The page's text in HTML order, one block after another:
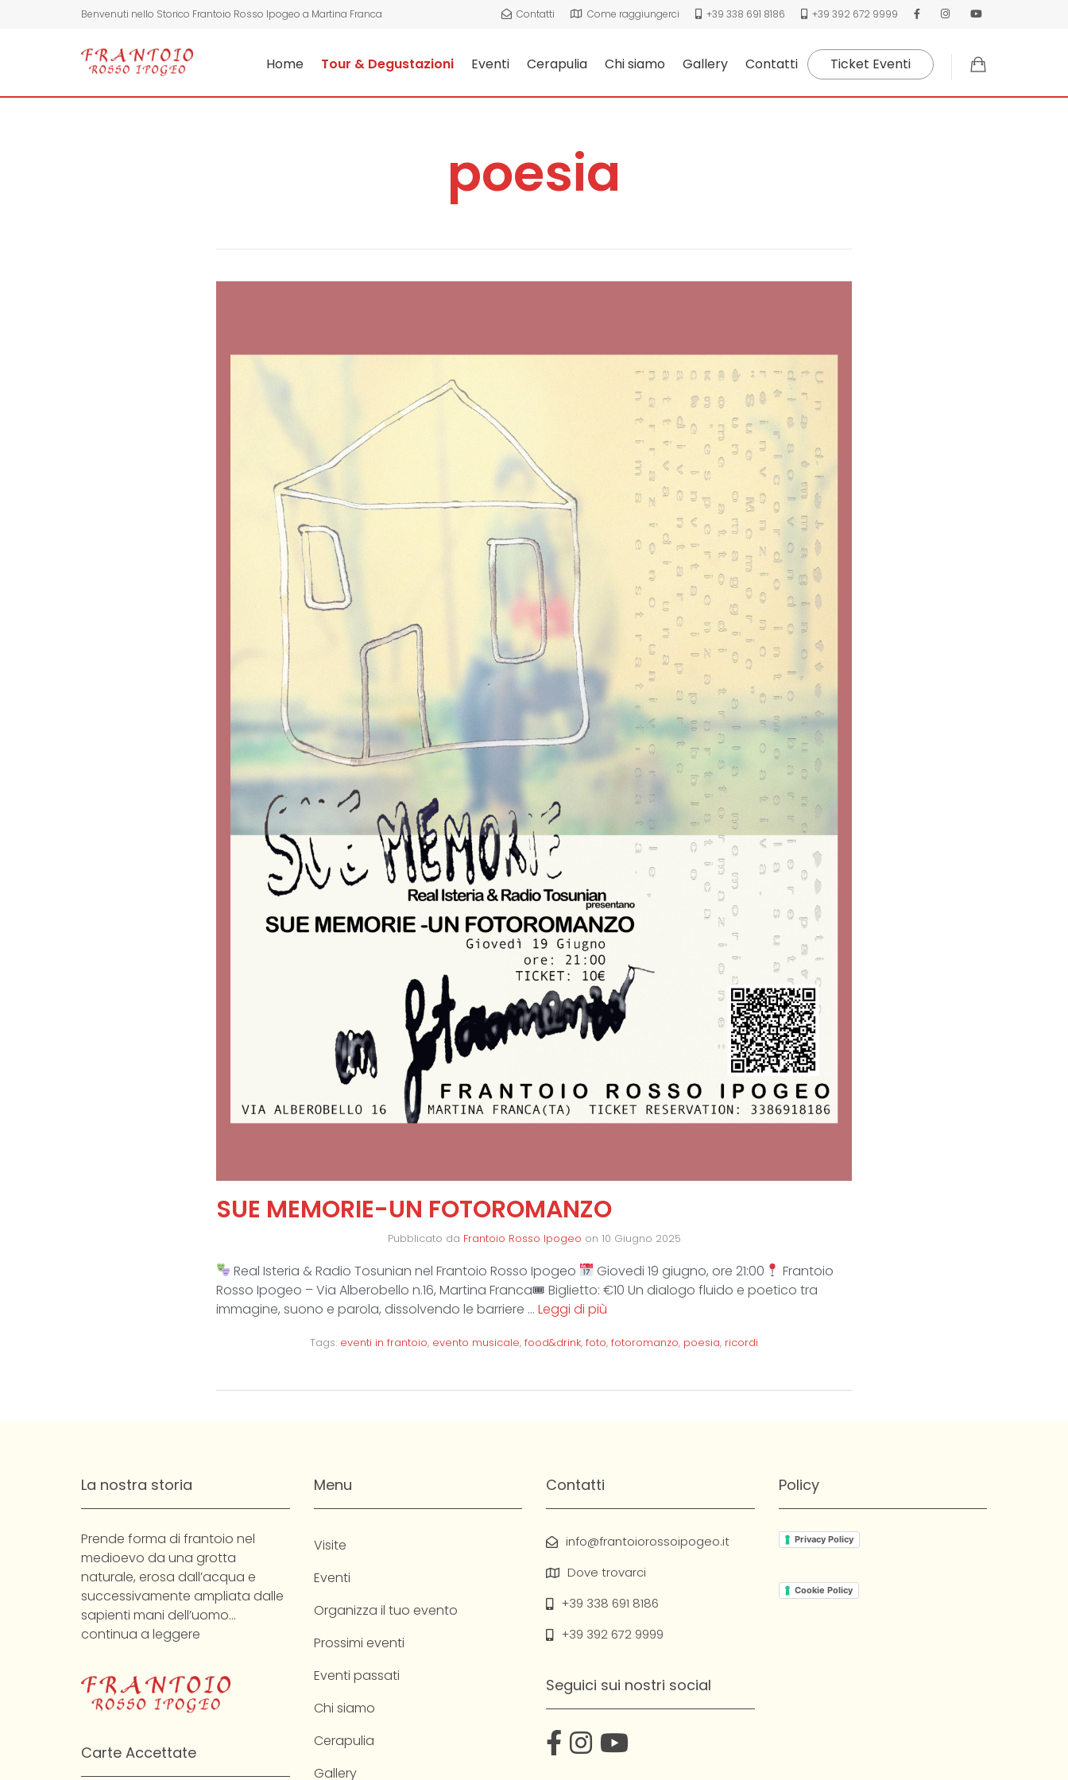
Benvenuti nello Storico Frantoio Rosso Ipogeo a Martina Franca Contatti Come raggiungerci +39 338 691 8186 +39 392 672 9999
Home Tour & Degustazioni Eventi Cerapulia Chi siamo Gallery Contatti Ticket Eventi
poesia
SUE MEMORIE-UN FOTOROMANZO
Pubblicato da Frantoio Rosso Ipogeo on 10 Giugno 2025
Real Isteria & Radio Tosunian nel Frantoio Rosso Ipogeo Giovedi 19 giugno, ore 21:00
Frantoio
Rosso Ipogeo – Via Alberobello n.16, Martina Franca🎟 Biglietto: €10 Un dialogo fluido e poetico tra
immagine, suono e parola, dissolvendo le barriere … Leggi di più
Tags: eventi in frantoio, evento musicale, food&drink, foto, fotoromanzo, poesia, ricordi
La nostra storia
Prende forma di frantoio nel
medioevo da una grotta
naturale, erosa dall’acqua e
successivamente ampliata dalle
sapienti mani dell’uomo…
continua a leggere
Carte Accettate
Menu
Visite
Eventi
Organizza il tuo evento
Prossimi eventi
Eventi passati
Chi siamo
Cerapulia
Gallery
Contatti
info@frantoiorossoipogeo.it
Dove trovarci
+39 338 691 8186
+39 392 672 9999
Seguici sui nostri social
Policy
Privacy Policy
Cookie Policy